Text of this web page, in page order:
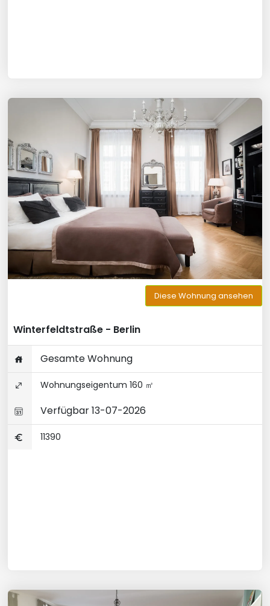
Diese Wohnung ansehen
Winterfeldtstraße - Berlin
Gesamte Wohnung
Wohnungseigentum 160 ㎡
Verfügbar 13-07-2026
11390